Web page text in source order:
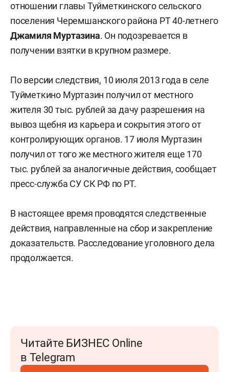
отношении главы Туйметкинского сельского
поселения Черемшанского района РТ 40-летнего
Джамиля Муртазина. Он подозревается в
получении взятки в крупном размере.
По версии следствия, 10 июля 2013 года в селе
Туйметкино Муртазин получил от местного
жителя 30 тыс. рублей за дачу разрешения на
вывоз щебня из карьера и сокрытия этого от
контролирующих органов. 17 июля Муртазин
получил от того же местного жителя еще 170
тыс. рублей за аналогичные действия, сообщает
пресс-служба СУ СК РФ по РТ.
В настоящее время проводятся следственные
действия, направленные на сбор и закрепление
доказательств. Расследование уголовного дела
продолжается.
Читайте БИЗНЕС Online
в Telegram